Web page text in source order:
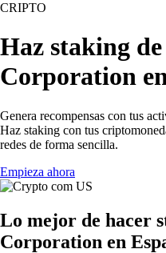
CRIPTO
Haz staking
Corporation
Genera recompensas con tus
Haz staking con tus
redes de forma sencilla.
Empieza ahora
Lo mejor de hacer
Corporation en